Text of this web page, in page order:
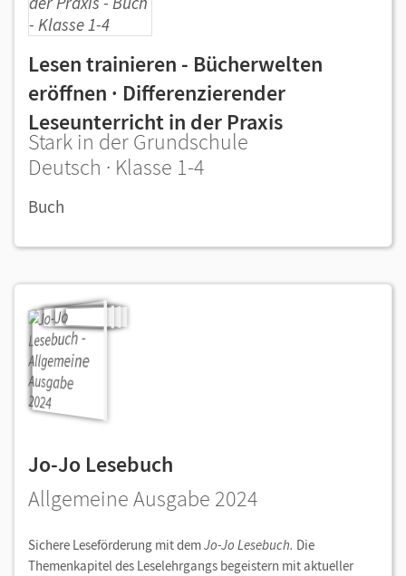
Lesen trainieren - Bücherwelten
eröffnen · Differenzierender
Leseunterricht in der Praxis
Stark in der Grundschule
Deutsch · Klasse 1-4
Buch
Jo-Jo Lesebuch
Allgemeine Ausgabe 2024
Sichere Leseförderung mit demJo-Jo Lesebuch. Die
Themenkapitel des Leselehrgangs begeistern mit aktueller